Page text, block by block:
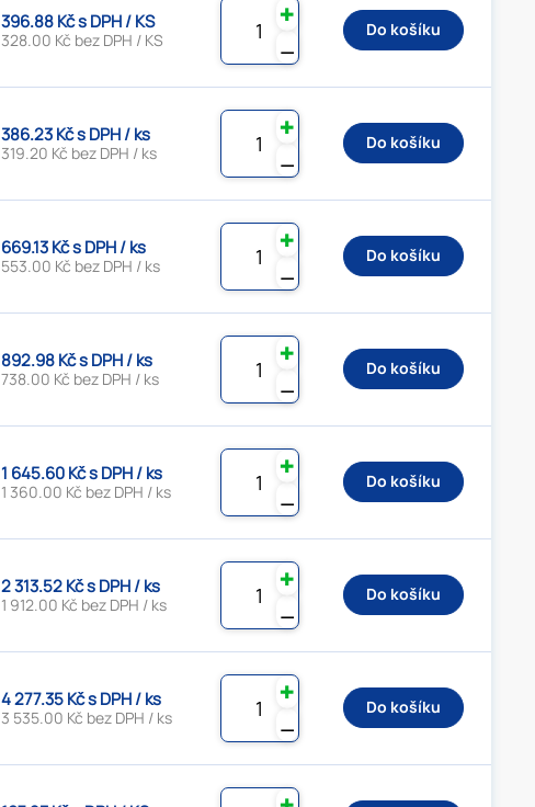
396.88 Kč s DPH / KS
328.00 Kč bez DPH / KS ⚊
✚
Do košíku
386.23 Kč s DPH / ks
319.20 Kč bez DPH / ks ⚊
✚
Do košíku
669.13 Kč s DPH / ks
553.00 Kč bez DPH / ks ⚊
✚
Do košíku
892.98 Kč s DPH / ks
738.00 Kč bez DPH / ks ⚊
✚
Do košíku
1 645.60 Kč s DPH / ks
1 360.00 Kč bez DPH / ks ⚊
✚
Do košíku
2 313.52 Kč s DPH / ks
1 912.00 Kč bez DPH / ks ⚊
✚
Do košíku
4 277.35 Kč s DPH / ks
3 535.00 Kč bez DPH / ks ⚊
✚
Do košíku